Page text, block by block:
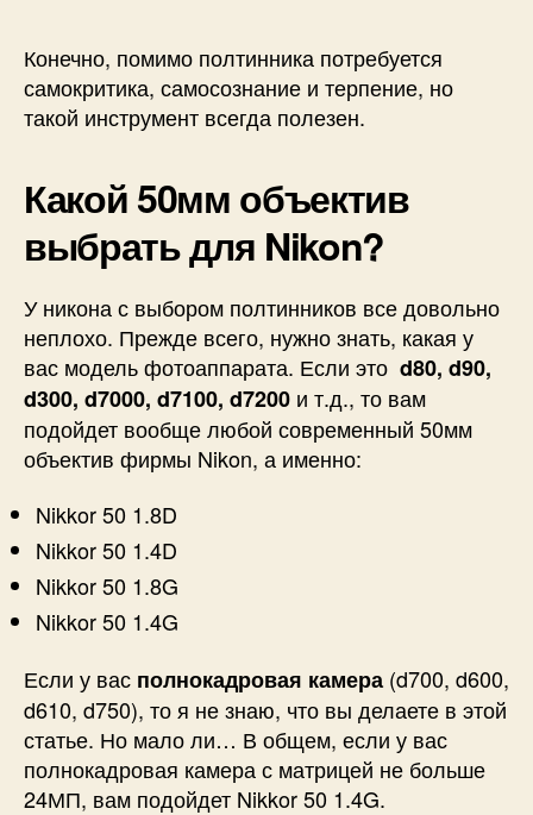
Конечно, помимо полтинника потребуется
самокритика, самосознание и терпение, но
такой инструмент всегда полезен.
Какой 50мм объектив
выбрать для Nikon?
У никона с выбором полтинников все довольно
неплохо. Прежде всего, нужно знать, какая у
вас модель фотоаппарата. Если это d80, d90,
d300, d7000, d7100, d7200 и т.д., то вам
подойдет вообще любой современный 50мм
объектив фирмы Nikon, а именно:
Nikkor 50 1.8D
Nikkor 50 1.4D
Nikkor 50 1.8G
Nikkor 50 1.4G
Если у вас полнокадровая камера (d700, d600,
d610, d750), то я не знаю, что вы делаете в этой
статье. Но мало ли… В общем, если у вас
полнокадровая камера с матрицей не больше
24МП, вам подойдет Nikkor 50 1.4G.